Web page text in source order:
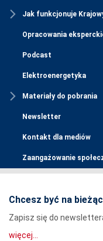
Jak funkcjonuje
Opracowania
Podcast
Elektroenergetyka
Materiały do pobrania
Newsletter
Kontakt dla mediów
Zaangażowanie
Chcesz być na
Zapisz się do
więcej...